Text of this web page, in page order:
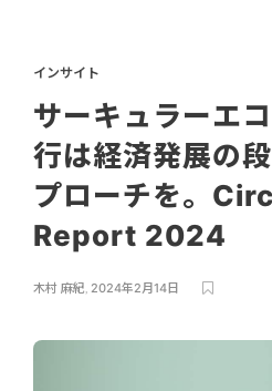
インサイト
サーキュラーエ
行は経済発展の
プローチを。
Report 2024
木村 麻紀, 2024年2月14日